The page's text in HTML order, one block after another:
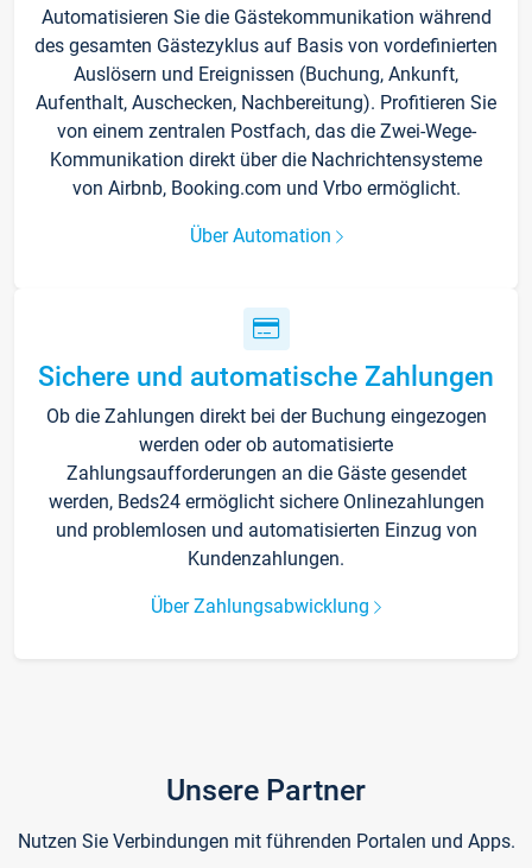
Automatisieren Sie die Gästekommunikation während
des gesamten Gästezyklus auf Basis von vordefinierten
Auslösern und Ereignissen (Buchung, Ankunft,
Aufenthalt, Auschecken, Nachbereitung). Profitieren Sie
von einem zentralen Postfach, das die Zwei-Wege-
Kommunikation direkt über die Nachrichtensysteme
von Airbnb, Booking.com und Vrbo ermöglicht.
Über Automation
Sichere und automatische Zahlungen
Ob die Zahlungen direkt bei der Buchung eingezogen
werden oder ob automatisierte
Zahlungsaufforderungen an die Gäste gesendet
werden, Beds24 ermöglicht sichere Onlinezahlungen
und problemlosen und automatisierten Einzug von
Kundenzahlungen.
Über Zahlungsabwicklung
Unsere Partner
Nutzen Sie Verbindungen mit führenden Portalen und Apps.